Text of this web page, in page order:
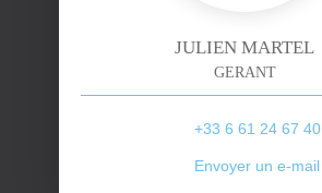
JULIEN MARTEL
GERANT
+33 6 61 24 67 40
Envoyer un e-mail